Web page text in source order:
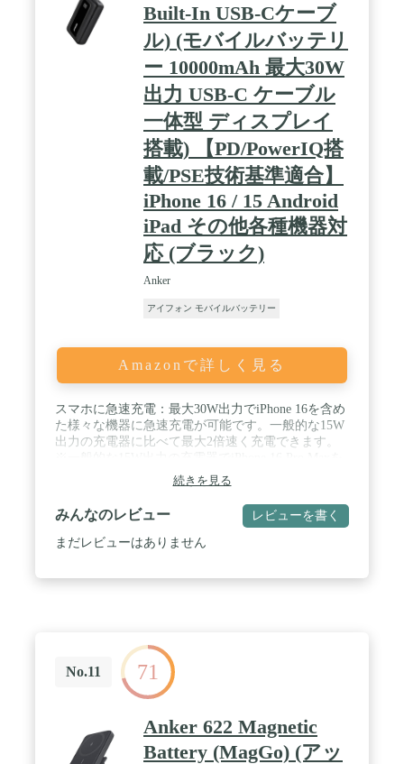
Built-In USB-Cケーブ
ル) (モバイルバッテリ
ー 10000mAh 最大30W
出力 USB-C ケーブル
一体型 ディスプレイ
搭載) 【PD/PowerIQ搭
載/PSE技術基準適合】
iPhone 16 / 15 Android
iPad その他各種機器対
応 (ブラック)
Anker
アイフォン モバイルバッテリー
Amazonで詳しく見る
スマホに急速充電：最大30W出力でiPhone 16を含め
た様々な機器に急速充電が可能です。一般的な15W
出力の充電器に比べて最大2倍速く充電できます。
0%から50%まで充電した場合との比較（Anker調
べ） / ケーブル一体型で、荷物がスッキリ：USB-C
ケーブル一体型のため、外出先でもお使いの機器を
いつでも充電可能です。約14cmの一体型ケーブルは
約10,000回の折り曲げにも耐えられる優れた耐久性
にも対応可能です。約2.5時間 でバッテリー本体に
満充電が可能です。 ※20W出力のUSB急速充電器を
使用して充電した場合（Anker調べ） / パッケージ
内容：Anker Zolo Power Bank (10000mAh, 30W,
Built-In USB-Cケーブル)、USB-C & USB-Cケーブ
ル、取扱説明書、カスタマーサポート
続きを見る
みんなのレビュー レビューを書く
まだレビューはありません
No.11 71
Anker 622 Magnetic
Battery (MagGo) (アッ